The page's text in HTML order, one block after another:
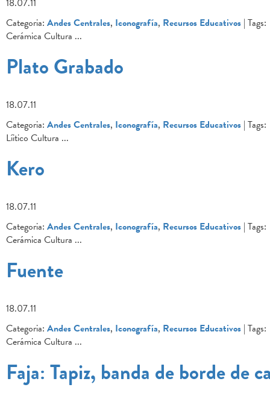
Categoria: Andes Centrales, Iconografía, Recursos Educativos | Tags:
Cerámica Cultura ...
Plato Grabado
18.07.11
Categoria: Andes Centrales, Iconografía, Recursos Educativos | Tags:
Líitico Cultura ...
Kero
18.07.11
Categoria: Andes Centrales, Iconografía, Recursos Educativos | Tags:
Cerámica Cultura ...
Fuente
18.07.11
Categoria: Andes Centrales, Iconografía, Recursos Educativos | Tags:
Cerámica Cultura ...
Faja: Tapiz, banda de borde de